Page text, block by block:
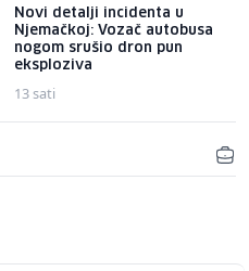
Novi detalji incidenta u
Njemačkoj: Vozač autobusa
nogom srušio dron pun
eksploziva
13 sati